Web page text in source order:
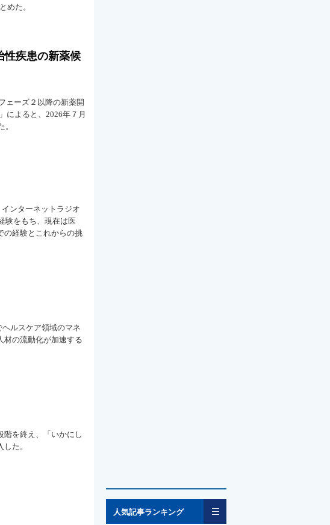
めた。
疾患の新薬候
ェーズ２以降の新薬開
によると、2026年７月
ンターネットラジオ
験をもち、現在は医
の経験とこれからの挑
ルスケア領域のマネ
材の流動化が加速する
階を終え、「いかにし
た。
人気記事ランキング